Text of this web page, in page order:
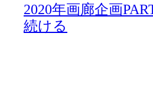
2020年画廊企画
続ける